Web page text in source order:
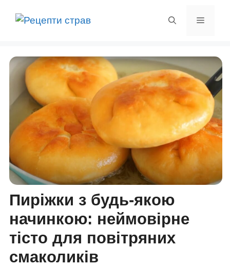
Меню
Пиріжки з будь-якою
начинкою: неймовірне
тісто для повітряних
смаколиків